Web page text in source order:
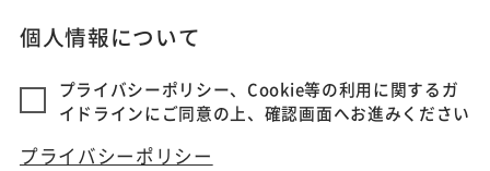
個人情報について
プライバシーポリシー、Cookie等の利用に関するガ
イドラインにご同意の上、確認画面へお進みください
プライバシーポリシー